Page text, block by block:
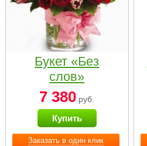
Заказать в один клик
Букет «Без
слов»
7 380 руб.
Купить